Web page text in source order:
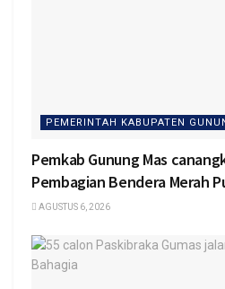
PEMERINTAH KABUPATEN
Pemkab Gunung Mas
Pembagian Bendera Merah
AGUSTUS 6, 2026